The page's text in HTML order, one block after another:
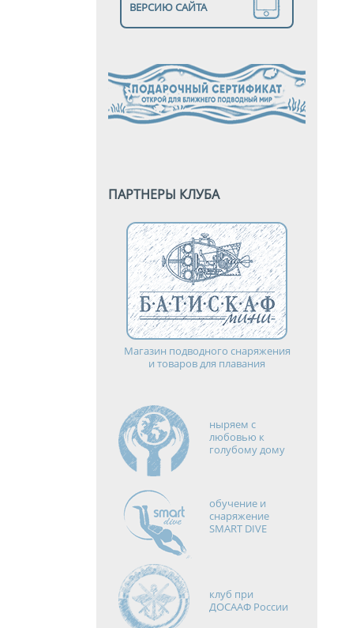
ВЕРСИЮ САЙТА
ПАРТНЕРЫ КЛУБА
Магазин подводного снаряжения
и товаров для плавания
ныряем с
любовью к
голубому дому
обучение и
снаряжение
SMART DIVE
клуб при
ДОСААФ России